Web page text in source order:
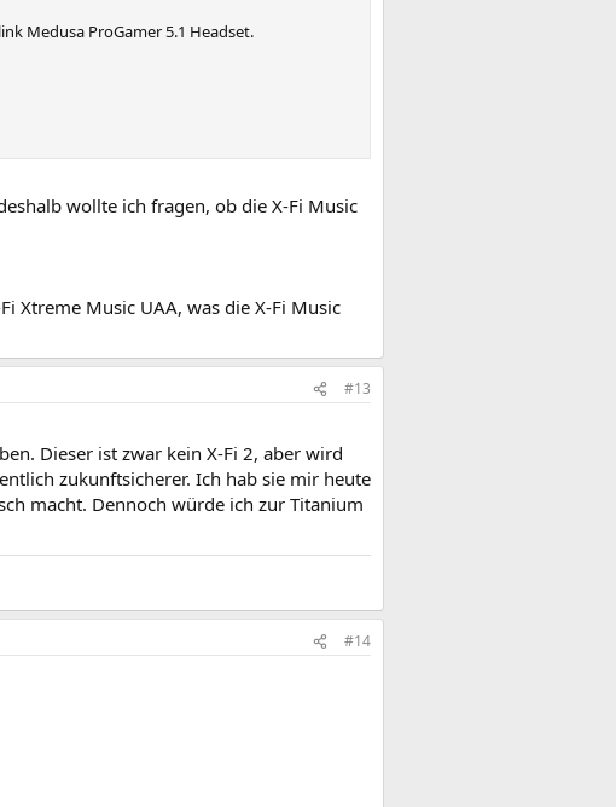
Medusa ProGamer 5.1 Headset.
wollte ich fragen, ob die X-Fi Music
Xtreme Music UAA, was die X-Fi Music
#13
Dieser ist zwar kein X-Fi 2, aber wird
zukunftsicherer. Ich hab sie mir heute
macht. Dennoch würde ich zur Titanium
#14